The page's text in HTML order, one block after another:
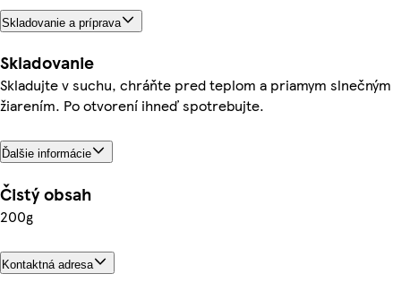
Skladovanie a príprava
Skladovanie
Skladujte v suchu, chráňte pred teplom a priamym slnečným
žiarením. Po otvorení ihneď spotrebujte.
Ďalšie informácie
Čistý obsah
200g
Kontaktná adresa